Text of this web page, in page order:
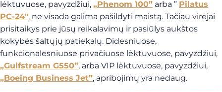
lėktuvuose, pavyzdžiui, „Phenom 100” arba ” Pilatus
PC-24″, ne visada galima pašildyti maistą. Tačiau virėjai
prisitaikys prie jūsų reikalavimų ir pasiūlys aukštos
kokybės šaltųjų patiekalų. Didesniuose,
funkcionalesniuose privačiuose lėktuvuose, pavyzdžiui,
„Gulfstream G550”, arba VIP lėktuvuose, pavyzdžiui,
„Boeing Business Jet”, apribojimų yra nedaug.